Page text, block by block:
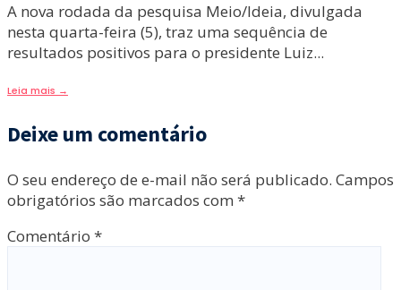
A nova rodada da pesquisa Meio/Ideia, divulgada
nesta quarta-feira (5), traz uma sequência de
resultados positivos para o presidente Luiz...
Leia mais →
Deixe um comentário
O seu endereço de e-mail não será publicado. Campos
obrigatórios são marcados com *
Comentário *